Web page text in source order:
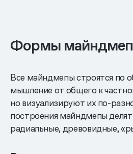
Формы
Все майндмепы строятся по
мышление от общего к
но визуализируют их по-
построения майндмепы
радиальные, древовидные,